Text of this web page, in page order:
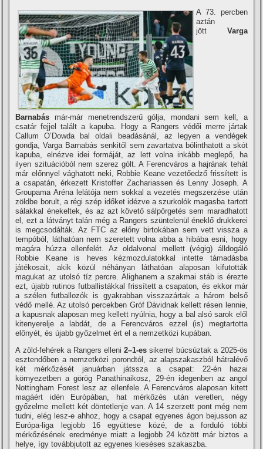
A 73. percben
aztán
jött Varga
Barnabás már-már menetrendszerű gólja, mondani sem kell, a
csatár fejjel talált a kapuba. Hogy a Rangers védői merre jártak
Callum O’Dowda bal oldali beadásánál, az legyen a vendégek
gondja, Varga Barnabás senkitől sem zavartatva bólinthatott a skót
kapuba, elnézve idei formáját, az lett volna inkább meglepő, ha
ilyen szituációból nem szerez gólt. A Ferencváros a hajrának tehát
már előnnyel vághatott neki, Robbie Keane vezetőedző frissített is
a csapatán, érkezett Kristoffer Zachariassen és Lenny Joseph. A
Groupama Aréna lelátója nem sokkal a vezetés megszerzése után
zöldbe borult, a régi szép időket idézve a szurkolók magasba tartott
sálakkal énekeltek, és az azt követő sálpörgetés sem maradhatott
el, ezt a látványt talán még a Rangers szüntelenül éneklő drukkerei
is megcsodálták. Az FTC az előny birtokában sem vett vissza a
tempóból, láthatóan nem szeretett volna abba a hibába esni, hogy
magára húzza ellenfelét. Az oldalvonal mellett (végig) álldogáló
Robbie Keane is heves kézmozdulatokkal intette támadásba
játékosait, akik közül néhányan láthatóan alaposan kifutották
magukat az utolsó tíz percre. Alighanem a szakmai stáb is érezte
ezt, újabb rutinos futballistákkal frissített a csapaton, és ekkor már
a szélen futballozók is gyakrabban visszazártak a három belső
védő mellé. Az utolsó percekben Gróf Dávidnak kellett résen lennie,
a kapusnak alaposan meg kellett nyúlnia, hogy a bal alsó sarok elől
kitenyerelje a labdát, de a Ferencváros ezzel (is) megtartotta
előnyét, és újabb győzelmet ért el a nemzetközi kupában.
A zöld-fehérek a Rangers elleni2–1-essikerrel búcsúztak a 2025-ös
esztendőben a nemzetközi porondtól, az alapszakaszból hátralévő
két mérkőzését januárban játssza a csapat: 22-én hazai
környezetben a görög Panathinaikosz, 29-én idegenben az angol
Nottingham Forest lesz az ellenfele. A Ferencváros alaposan kitett
magáért idén Európában, hat mérkőzés után veretlen, négy
győzelme mellett két döntetlenje van. A 14 szerzett pont még nem
tudni, elég lesz-e ahhoz, hogy a csapat egyenes ágon bejusson az
Európa-liga legjobb 16 együttese közé, de a forduló többi
mérkőzésének eredménye miatt a legjobb 24 között már biztos a
helye, így továbbjutott az egyenes kieséses szakaszba.